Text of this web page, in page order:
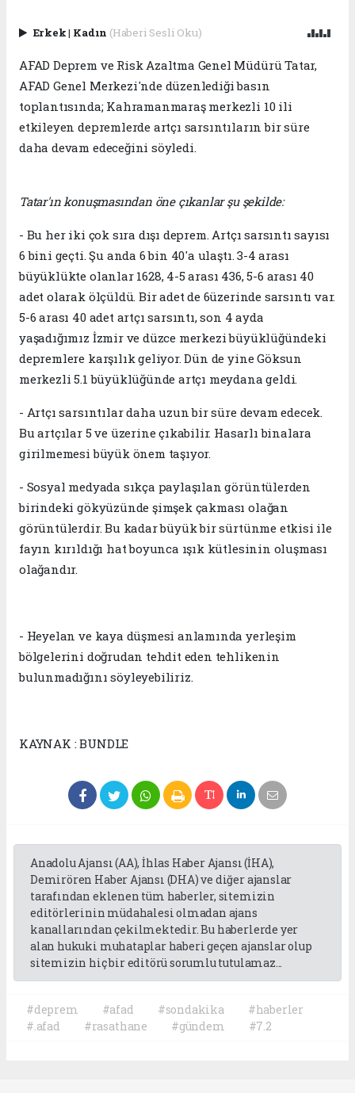
Erkek| Kadın (Haberi Sesli Oku)
AFAD Deprem ve Risk Azaltma Genel Müdürü Tatar,
AFAD Genel Merkezi'nde düzenlediği basın
toplantısında; Kahramanmaraş merkezli 10 ili
etkileyen depremlerde artçı sarsıntıların bir süre
daha devam edeceğini söyledi.
Tatar'ın konuşmasından öne çıkanlar şu şekilde:
- Bu her iki çok sıra dışı deprem. Artçı sarsıntı sayısı
6 bini geçti. Şu anda 6 bin 40'a ulaştı. 3-4 arası
büyüklükte olanlar 1628, 4-5 arası 436, 5-6 arası 40
adet olarak ölçüldü. Bir adet de 6üzerinde sarsıntı var.
5-6 arası 40 adet artçı sarsıntı, son 4 ayda
yaşadığımız İzmir ve düzce merkezi büyüklüğündeki
depremlere karşılık geliyor. Dün de yine Göksun
merkezli 5.1 büyüklüğünde artçı meydana geldi.
- Artçı sarsıntılar daha uzun bir süre devam edecek.
Bu artçılar 5 ve üzerine çıkabilir. Hasarlı binalara
girilmemesi büyük önem taşıyor.
- Sosyal medyada sıkça paylaşılan görüntülerden
birindeki gökyüzünde şimşek çakması olağan
görüntülerdir. Bu kadar büyük bir sürtünme etkisi ile
fayın kırıldığı hat boyunca ışık kütlesinin oluşması
olağandır.
- Heyelan ve kaya düşmesi anlamında yerleşim
bölgelerini doğrudan tehdit eden tehlikenin
bulunmadığını söyleyebiliriz.
KAYNAK : BUNDLE
Anadolu Ajansı (AA), İhlas Haber Ajansı (İHA),
Demirören Haber Ajansı (DHA) ve diğer ajanslar
tarafından eklenen tüm haberler, sitemizin
editörlerinin müdahalesi olmadan ajans
kanallarından çekilmektedir. Bu haberlerde yer
alan hukuki muhataplar haberi geçen ajanslar olup
sitemizin hiç bir editörü sorumlu tutulamaz...
#deprem #afad #sondakika
#haberler
#.afad
#rasathane #gündem #7.2